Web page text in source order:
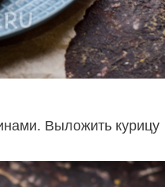
Выложить курицу